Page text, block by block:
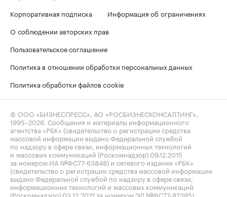
Корпоративная подписка
Информация об ограничениях
О соблюдении авторских прав
Пользовательское соглашение
Политика в отношении обработки персональных данных
Политика обработки файлов cookie
© ООО «БИЗНЕСПРЕСС», АО «РОСБИЗНЕСКОНСАЛТИНГ»,
1995–2026 . Сообщения и материалы информационного
агентства «РБК» (свидетельство о регистрации средства
массовой информации выдано Федеральной службой
по надзору в сфере связи, информационных технологий
и массовых коммуникаций (Роскомнадзор) 09.12.2015
за номером ИА №ФС77-63848) и сетевого издания «РБК»
(свидетельство о регистрации средства массовой информации
выдано Федеральной службой по надзору в сфере связи,
информационных технологий и массовых коммуникаций
(Роскомнадзор) 03.12.2021 за номером ЭЛ №ФС77-82385)